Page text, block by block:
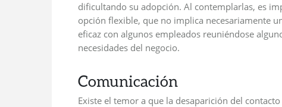
dificultando su adopción. Al contemplarlas, es
opción flexible, que no implica necesariamente
eficaz con algunos empleados reuniéndose
necesidades del negocio.
Comunicación
Existe el temor a que la desaparición del